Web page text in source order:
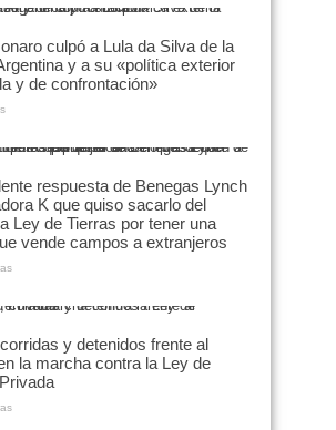
culpó a Lula da Silva de la
y a su «política exterior
y de confrontación»
respuesta de Benegas Lynch
K que quiso sacarlo del
Ley de Tierras por tener una
vende campos a extranjeros
y detenidos frente al
la marcha contra la Ley de